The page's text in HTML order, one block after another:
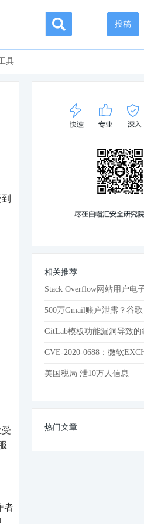
投稿
具
者
相关推荐
Stack Overflow网站用户电
500万Gmail账户泄露？谷
GitLab模板功能漏洞导致的
CVE-2020-0688：微软
美国税局 泄10万人信息
热门文章